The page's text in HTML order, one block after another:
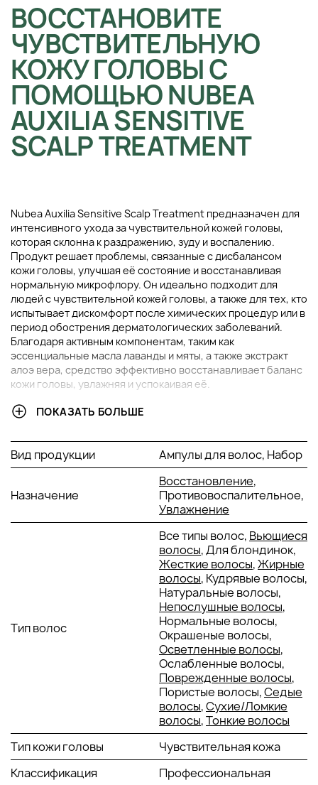
ВОССТАНОВИТЕ
ЧУВСТВИТЕЛЬНУЮ
КОЖУ ГОЛОВЫ С
ПОМОЩЬЮ NUBEA
AUXILIA SENSITIVE
SCALP TREATMENT
Nubea Auxilia Sensitive Scalp Treatment предназначен для
интенсивного ухода за чувствительной кожей головы,
которая склонна к раздражению, зуду и воспалению.
Продукт решает проблемы, связанные с дисбалансом
кожи головы, улучшая её состояние и восстанавливая
нормальную микрофлору. Он идеально подходит для
людей с чувствительной кожей головы, а также для тех, кто
испытывает дискомфорт после химических процедур или в
период обострения дерматологических заболеваний.
Благодаря активным компонентам, таким как
эссенциальные масла лаванды и мяты, а также экстракт
алоэ вера, средство эффективно восстанавливает баланс
кожи головы, увлажняя и успокаивая её.
В НАБОР ВХОДИТ:
Флаконы для чувствительной кожи головы, 10 шт. по 9
мл.
ОСНОВНЫЕ ИНГРЕДИЕНТЫ И ИХ ПРЕИМУЩЕСТВА
Эссенциальное масло лаванды: обладает сильными
противовоспалительными и успокаивающими
свойствами, помогает снять раздражение и зуд на
коже головы. Лаванда также способствует
нормализации работы сальных желез, предотвращая
их избыточную активность.
Эссенциальное масло мяты: охлаждает кожу
головы, создавая ощущение свежести и комфорта, а
также помогает снять воспаление и покраснение.
Мята улучшает кровообращение, что способствует
лучшему питанию волос и улучшению их роста.
: увлажняет и восстанавливает
баланс кожи головы, создавая защитный барьер,
который предотвращает потерю влаги. Алоэ вера
также обладает заживляющим и успокаивающим
действием, ускоряя процесс восстановления
поврежденной кожи.
Эссенциальное масло эвкалипта: обладает
антисептическими и противовоспалительными
ПОКАЗАТЬ БОЛЬШЕ
Вид продукции Ампулы для волос, Набор
Назначение
Восстановление,
Противовоспалительное,
Увлажнение
Тип волос
Все типы волос, Вьющиеся
волосы, Для блондинок,
Жесткие волосы,Жирные
волосы, Кудрявые волосы,
Натуральные волосы,
Непослушные волосы,
Нормальные волосы,
Окрашеные волосы,
Осветленные волосы,
Ослабленные волосы,
Поврежденные волосы,
Пористые волосы,Седые
волосы,Сухие/Ломкие
волосы,Тонкие волосы
Тип кожи головы
Чувствительная кожа
Классификация
Профессиональная